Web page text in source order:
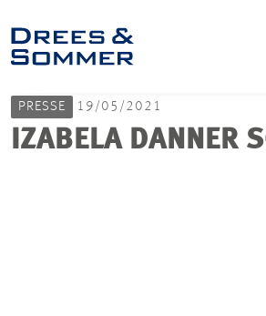
PRESSE 19/05/2021
IZABELA DANNER